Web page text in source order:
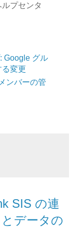
プセンタ
Google グル
変更
ンバーの管
SIS の連
データの